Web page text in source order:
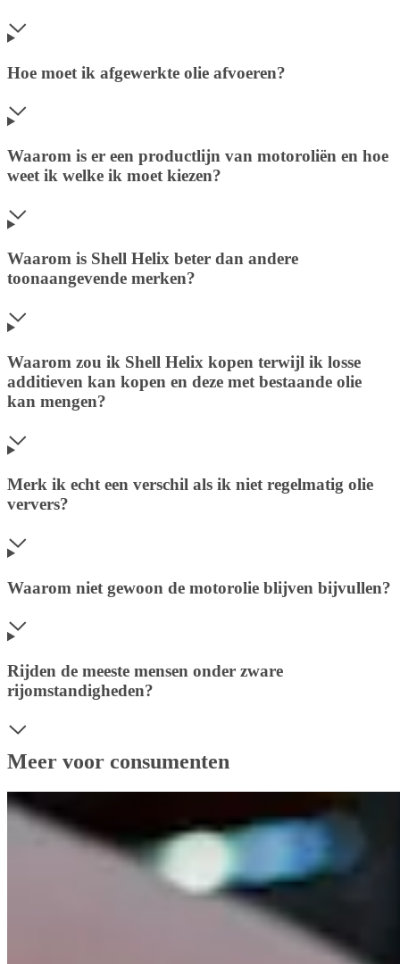
Hoe moet ik afgewerkte olie afvoeren?
Waarom is er een productlijn van motoroliën en hoe
weet ik welke ik moet kiezen?
Waarom is Shell Helix beter dan andere
toonaangevende merken?
Waarom zou ik Shell Helix kopen terwijl ik losse
additieven kan kopen en deze met bestaande olie
kan mengen?
Merk ik echt een verschil als ik niet regelmatig olie
ververs?
Waarom niet gewoon de motorolie blijven bijvullen?
Rijden de meeste mensen onder zware
rijomstandigheden?
Meer voor consumenten